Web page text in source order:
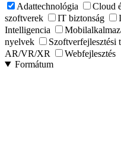
Adattechnológia Cloud
szoftverek
IT biztonság
Intelligencia
nyelvek
Szoftverfejlesztési
AR/VR/XR
Webfejlesztés
Formátum